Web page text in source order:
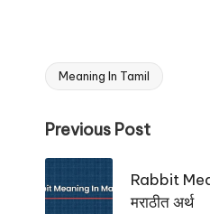
Tags:
Meaning In Tamil
Post
Previous Post
Rabbit
मराठीत अर्थ